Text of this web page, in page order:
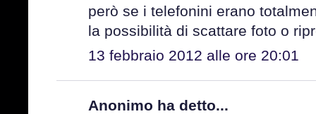
però se i telefonini erano
la possibilità di scattare foto o
13 febbraio 2012 alle ore 20:01
Anonimo ha detto...